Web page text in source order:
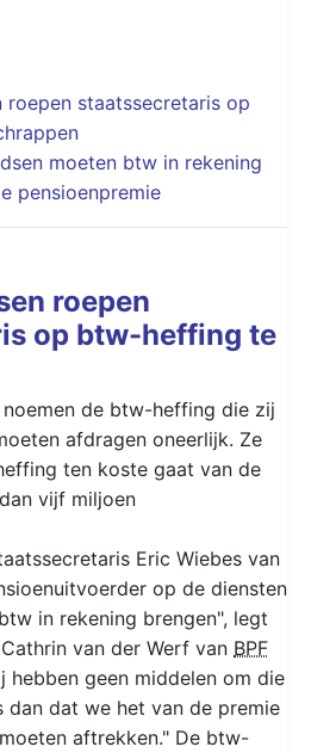
roepen staatssecretaris op
moeten btw in rekening
pensioenpremie
roepen
op btw-heffing te
de btw-heffing die zij
afdragen oneerlijk. Ze
ten koste gaat van de
vijf miljoen
Eric Wiebes van
op de diensten
in rekening brengen", legt
van der Werf van BPF
hebben geen middelen om die
dan dat we het van de premie
aftrekken." De btw-